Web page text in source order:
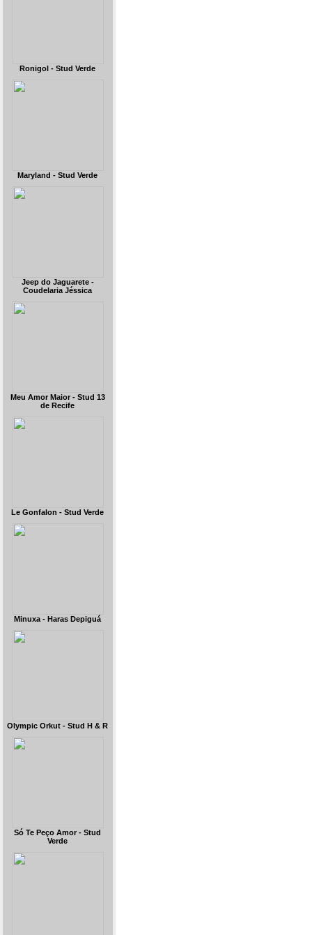
Ronigol - Stud Verde
Maryland - Stud Verde
Jeep do Jaguarete -
Coudelaria Jéssica
Meu Amor Maior - Stud 13
de Recife
Le Gonfalon - Stud Verde
Minuxa - Haras Depiguá
Olympic Orkut - Stud H & R
Só Te Peço Amor - Stud
Verde